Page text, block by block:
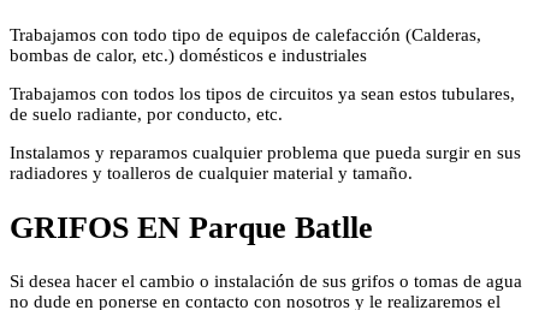
Trabajamos con todo tipo de equipos de calefacción (Calderas,
bombas de calor, etc.) domésticos e industriales
Trabajamos con todos los tipos de circuitos ya sean estos tubulares,
de suelo radiante, por conducto, etc.
Instalamos y reparamos cualquier problema que pueda surgir en sus
radiadores y toalleros de cualquier material y tamaño.
GRIFOS EN Parque Batlle
Si desea hacer el cambio o instalación de sus grifos o tomas de agua
no dude en ponerse en contacto con nosotros y le realizaremos el